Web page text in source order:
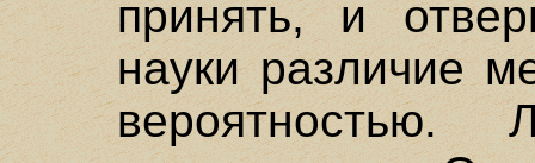
принять, и
науки различие
вероятностью.